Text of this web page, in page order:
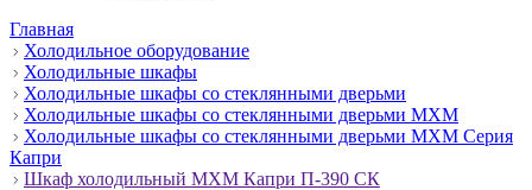
Главная
Холодильное оборудование
Холодильные шкафы
Холодильные шкафы со стеклянными дверьми
Холодильные шкафы со стеклянными дверьми МХМ
Холодильные шкафы со стеклянными дверьми МХМ Серия
Капри
Шкаф холодильный МХМ Капри П-390 СК